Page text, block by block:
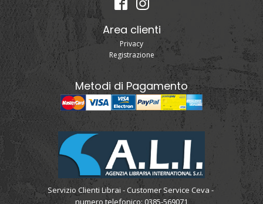
Area clienti
Privacy
Registrazione
Metodi di Pagamento
Servizio Clienti Librai - Customer Service Ceva -
numero telefonico: 0385-569071